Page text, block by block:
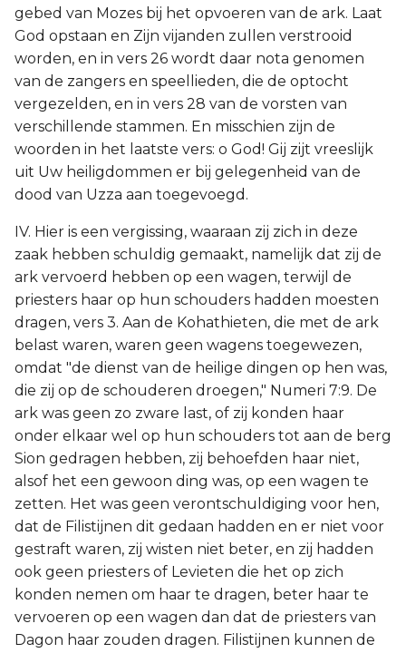
gebed van Mozes bij het opvoeren van de ark. Laat
God opstaan en Zijn vijanden zullen verstrooid
worden, en in vers 26 wordt daar nota genomen
van de zangers en speellieden, die de optocht
vergezelden, en in vers 28 van de vorsten van
verschillende stammen. En misschien zijn de
woorden in het laatste vers: o God! Gij zijt vreeslijk
uit Uw heiligdommen er bij gelegenheid van de
dood van Uzza aan toegevoegd.
IV. Hier is een vergissing, waaraan zij zich in deze
zaak hebben schuldig gemaakt, namelijk dat zij de
ark vervoerd hebben op een wagen, terwijl de
priesters haar op hun schouders hadden moesten
dragen, vers 3. Aan de Kohathieten, die met de ark
belast waren, waren geen wagens toegewezen,
omdat "de dienst van de heilige dingen op hen was,
die zij op de schouderen droegen," Numeri 7:9. De
ark was geen zo zware last, of zij konden haar
onder elkaar wel op hun schouders tot aan de berg
Sion gedragen hebben, zij behoefden haar niet,
alsof het een gewoon ding was, op een wagen te
zetten. Het was geen verontschuldiging voor hen,
dat de Filistijnen dit gedaan hadden en er niet voor
gestraft waren, zij wisten niet beter, en zij hadden
ook geen priesters of Levieten die het op zich
konden nemen om haar te dragen, beter haar te
vervoeren op een wagen dan dat de priesters van
Dagon haar zouden dragen. Filistijnen kunnen de